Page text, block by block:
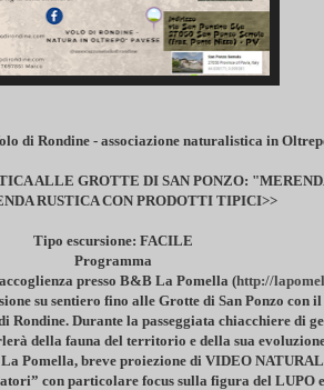
di Rondine - associazione naturalistica in
ALLE GROTTE DI SAN PONZO:
RUSTICA CON PRODOTTI TIPICI>>
Tipo escursione: FACILE
Programma
presso B&B La Pomella (http://
su sentiero fino alle Grotte di San Ponzo con
Rondine. Durante la passeggiata chiacchiere di
della fauna del territorio e della sua
Pomella, breve proiezione di VIDEO
con particolare focus sulla figura del LUPO